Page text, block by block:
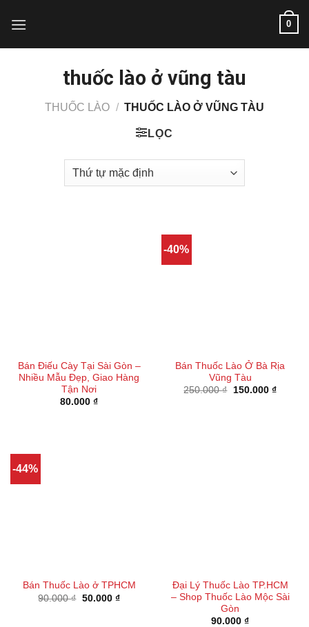
0
thuốc lào ở vũng tàu
THUỐC LÀO / THUỐC LÀO Ở VŨNG TÀU
LỌC
Bán Điếu Cày Tại Sài Gòn –
Nhiều Mẫu Đẹp, Giao Hàng
Tận Nơi
80.000 ₫
-40%
Bán Thuốc Lào Ở Bà Rịa
Vũng Tàu
250.000₫
Giá
150.000 ₫Giá
-44%
Bán Thuốc Lào ở TPHCM
90.000₫ Giá
50.000 ₫Giá
Đại Lý Thuốc Lào TP.HCM
– Shop Thuốc Lào Mộc Sài
Gòn
90.000 ₫